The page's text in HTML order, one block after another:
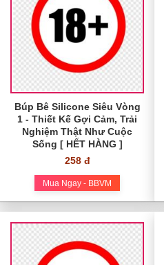
Búp Bê Silicone Siêu Vòng
1 - Thiết Kế Gợi Cảm, Trải
Nghiệm Thật Như Cuộc
Sống [ HẾT HÀNG ]
258 đ
Mua Ngay - BBVM